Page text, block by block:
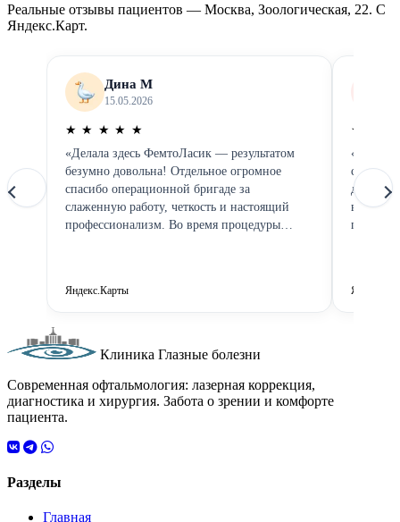
Реальные отзывы пациентов — Москва, Зоологическая, 22. С
Яндекс.Карт.
Дина М
15.05.2026
★ ★ ★ ★ ★
«Делала здесь ФемтоЛасик — результатом
безумно довольна! Отдельное огромное
спасибо операционной бригаде за
слаженную работу, четкость и настоящий
профессионализм. Во время процедуры
это шикарный врач с большой буквы. Его
самое ценное для меня — что врач всегда был
вопросы, поддерживал. И клиника в целом
тоже очень хорошая . Всегда можно было
позвонить и получить консультацию.
Яндекс.Карты
★
Клиника Глазные болезни
Современная офтальмология: лазерная коррекция,
диагностика и хирургия. Забота о зрении и комфорте
пациента.
Разделы
Главная